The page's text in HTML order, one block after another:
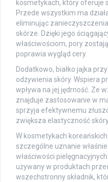
kosmetykach, który oferuje
Przede wszystkim ma
eliminując
skórze. Dzięki jego
właściwościom, pory
poprawia wygląd cery.
Dodatkowo, białko jajka
odżywienia skóry. Wspiera
wpływa na jej jędrność. Ze
znajduje zastosowanie w
sprzyja efektywnemu
zwiększa elastyczność
W kosmetykach koreańskich
szczególne uznanie
właściwości
używany w produktach
wszechstronny składnik,